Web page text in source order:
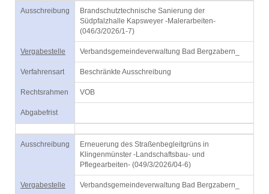
Ausschreibung
Brandschutztechnische Sanierung der
Südpfalzhalle Kapsweyer -Malerarbeiten-
(046/3/2026/1-7)
Vergabestelle Verbandsgemeindeverwaltung Bad Bergzabern_
Verfahrensart Beschränkte Ausschreibung
Rechtsrahmen VOB
Abgabefrist
Ausschreibung
Erneuerung des Straßenbegleitgrüns in
Klingenmünster -Landschaftsbau- und
Pflegearbeiten- (049/3/2026/04-6)
Vergabestelle Verbandsgemeindeverwaltung Bad Bergzabern_